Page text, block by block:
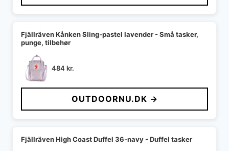
Fjällräven Kånken Sling-pastel lavender - Små tasker,
punge, tilbehør
484 kr.
OUTDOORNU.DK →
Fjällräven High Coast Duffel 36-navy - Duffel tasker